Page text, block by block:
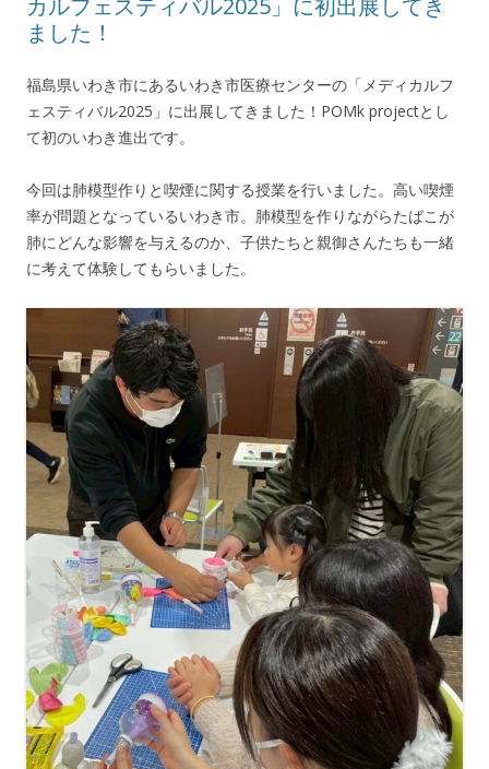
カルフェスティバル2025」に初出展してき
ました！
福島県いわき市にあるいわき市医療センターの「メディカルフ
ェスティバル2025」に出展してきました！POMk projectとし
て初のいわき進出です。
今回は肺模型作りと喫煙に関する授業を行いました。高い喫煙
率が問題となっているいわき市。肺模型を作りながらたばこが
肺にどんな影響を与えるのか、子供たちと親御さんたちも一緒
に考えて体験してもらいました。